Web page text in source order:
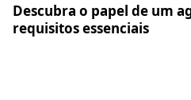
Descubra o papel de um
requisitos essenciais